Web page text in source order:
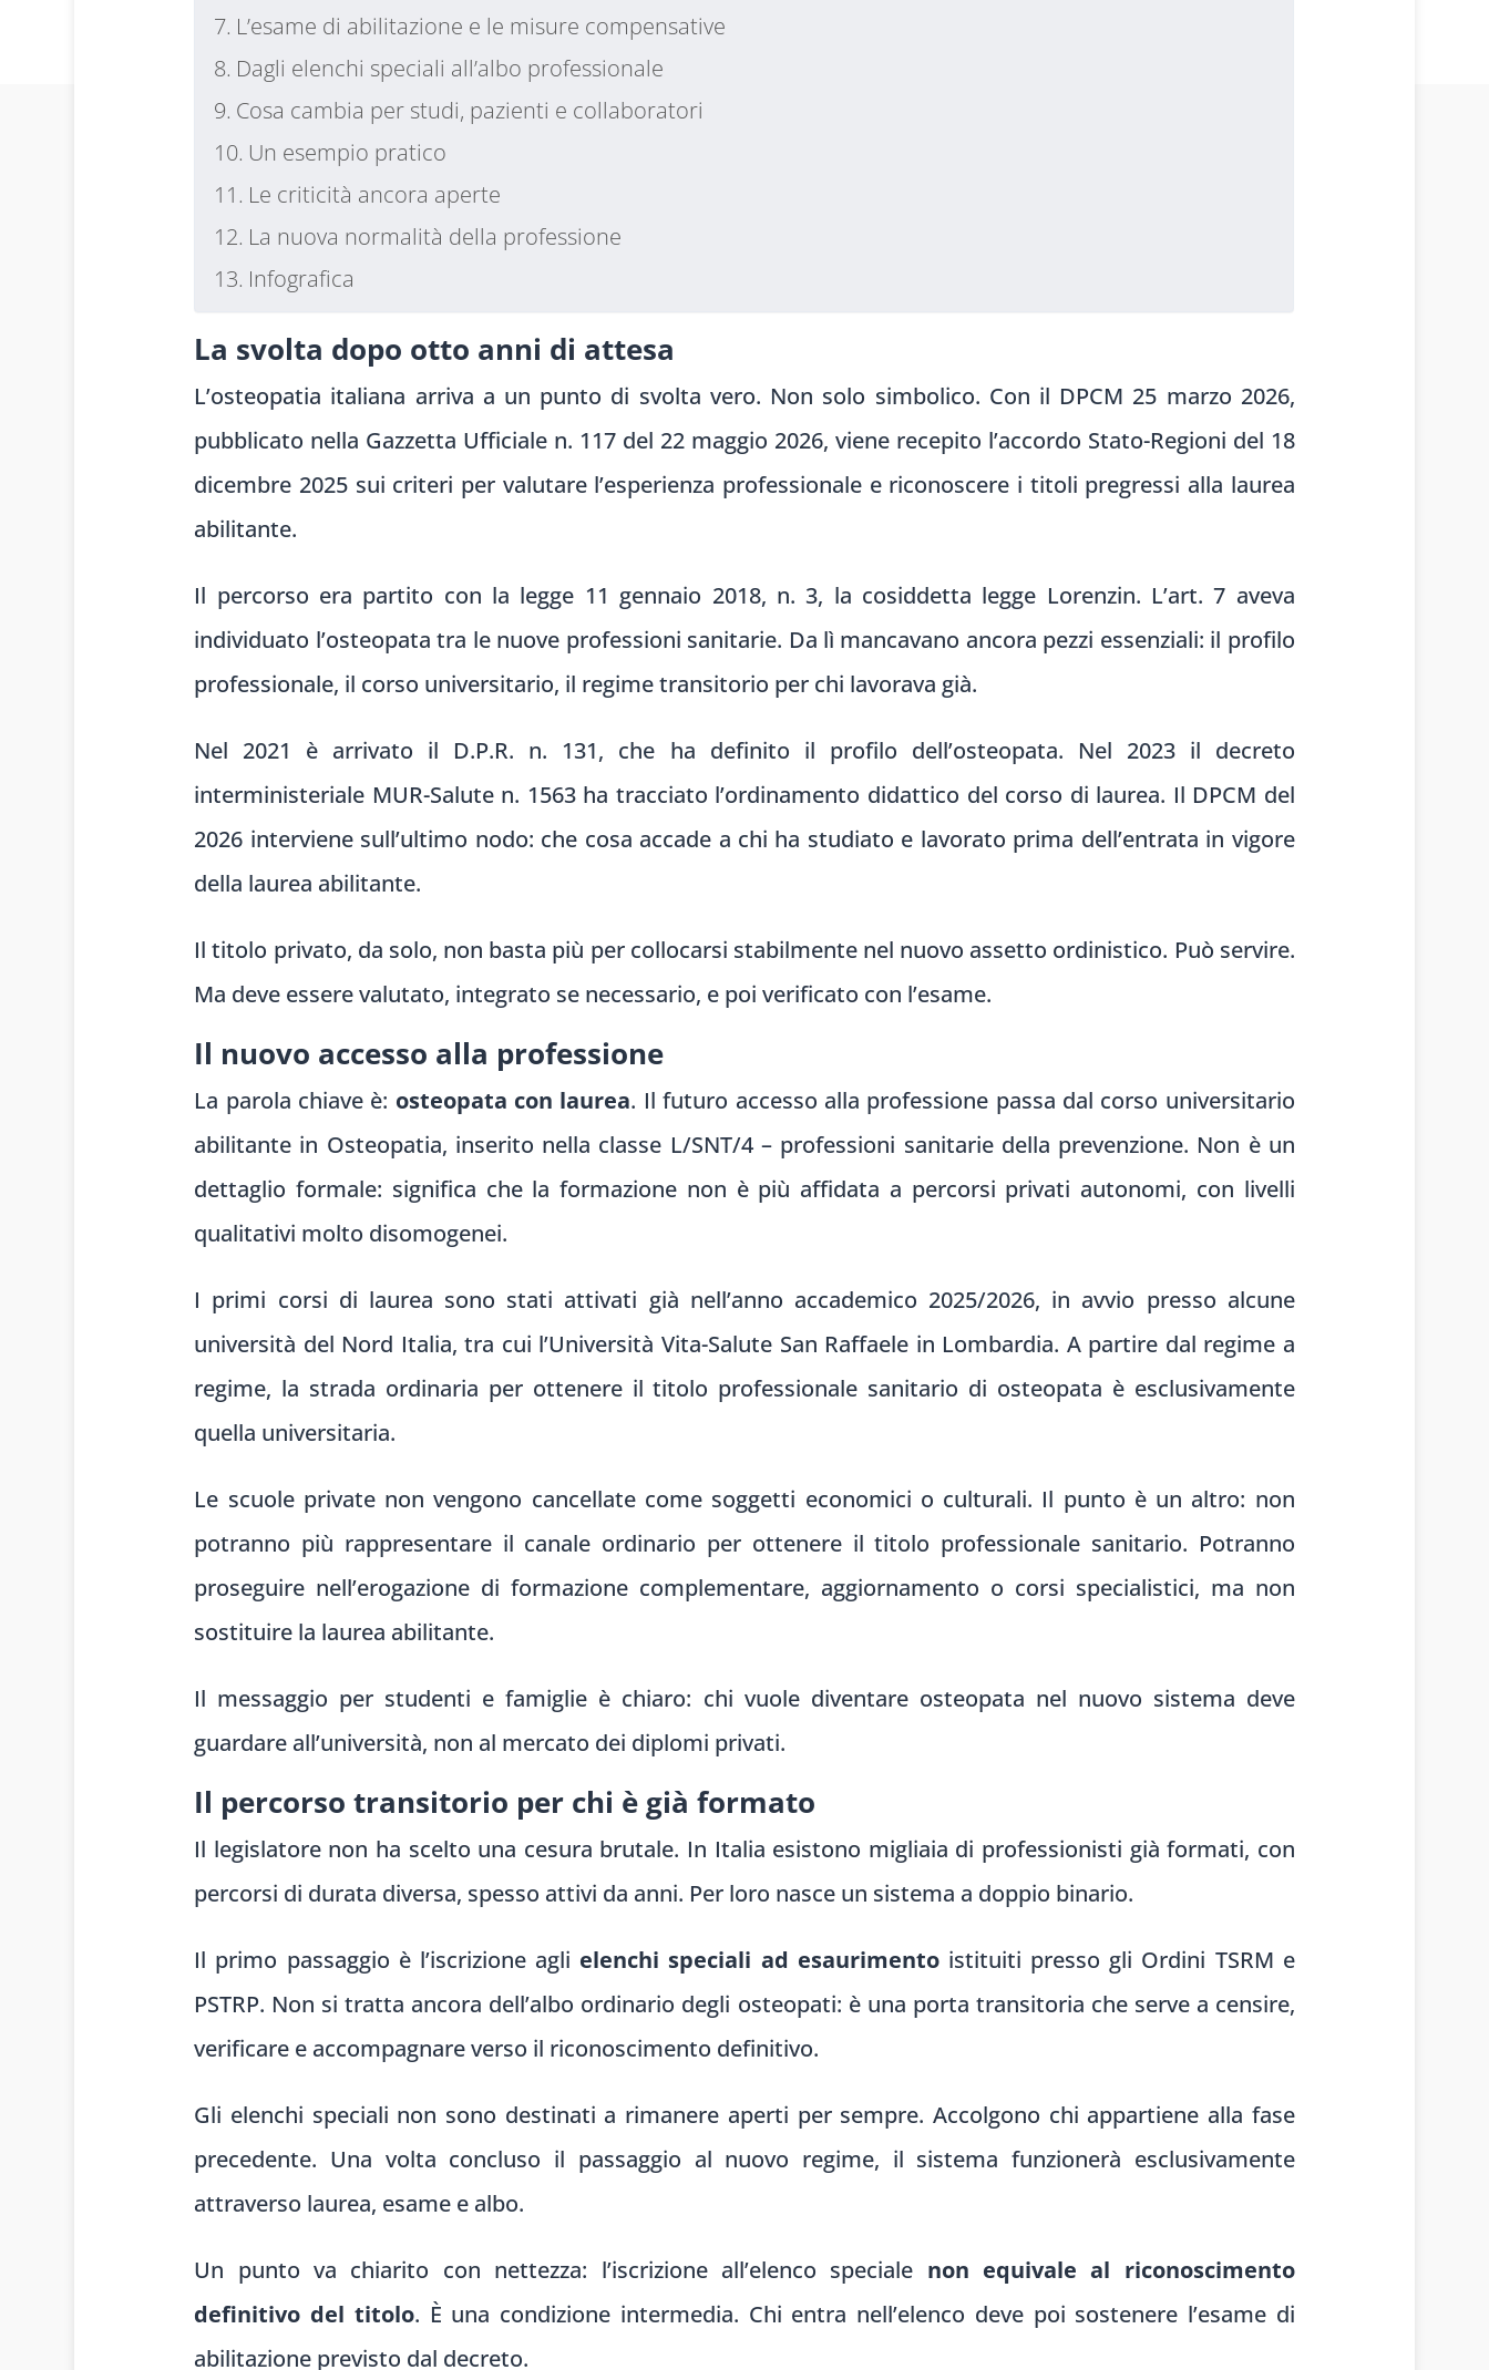
L’esame di abilitazione e le misure compensative
Dagli elenchi speciali all’albo professionale
Cosa cambia per studi, pazienti e collaboratori
Un esempio pratico
Le criticità ancora aperte
La nuova normalità della professione
Infografica
La svolta dopo otto anni di attesa
L’osteopatia italiana arriva a un punto di svolta vero. Non solo simbolico. Con il DPCM 25 marzo 2026,
pubblicato nella Gazzetta Ufficiale n. 117 del 22 maggio 2026, viene recepito l’accordo Stato-Regioni del 18
dicembre 2025 sui criteri per valutare l’esperienza professionale e riconoscere i titoli pregressi alla laurea
abilitante.
Il percorso era partito con la legge 11 gennaio 2018, n. 3, la cosiddetta legge Lorenzin. L’art. 7 aveva
individuato l’osteopata tra le nuove professioni sanitarie. Da lì mancavano ancora pezzi essenziali: il profilo
professionale, il corso universitario, il regime transitorio per chi lavorava già.
Nel 2021 è arrivato il D.P.R. n. 131, che ha definito il profilo dell’osteopata. Nel 2023 il decreto
interministeriale MUR-Salute n. 1563 ha tracciato l’ordinamento didattico del corso di laurea. Il DPCM del
2026 interviene sull’ultimo nodo: che cosa accade a chi ha studiato e lavorato prima dell’entrata in vigore
della laurea abilitante.
Il titolo privato, da solo, non basta più per collocarsi stabilmente nel nuovo assetto ordinistico. Può servire.
Ma deve essere valutato, integrato se necessario, e poi verificato con l’esame.
Il nuovo accesso alla professione
La parola chiave è: osteopata con laurea. Il futuro accesso alla professione passa dal corso universitario
abilitante in Osteopatia, inserito nella classe L/SNT/4 – professioni sanitarie della prevenzione. Non è un
dettaglio formale: significa che la formazione non è più affidata a percorsi privati autonomi, con livelli
qualitativi molto disomogenei.
I primi corsi di laurea sono stati attivati già nell’anno accademico 2025/2026, in avvio presso alcune
università del Nord Italia, tra cui l’Università Vita-Salute San Raffaele in Lombardia. A partire dal regime a
regime, la strada ordinaria per ottenere il titolo professionale sanitario di osteopata è esclusivamente
quella universitaria.
Le scuole private non vengono cancellate come soggetti economici o culturali. Il punto è un altro: non
potranno più rappresentare il canale ordinario per ottenere il titolo professionale sanitario. Potranno
proseguire nell’erogazione di formazione complementare, aggiornamento o corsi specialistici, ma non
sostituire la laurea abilitante.
Il messaggio per studenti e famiglie è chiaro: chi vuole diventare osteopata nel nuovo sistema deve
guardare all’università, non al mercato dei diplomi privati.
Il percorso transitorio per chi è già formato
Il legislatore non ha scelto una cesura brutale. In Italia esistono migliaia di professionisti già formati, con
percorsi di durata diversa, spesso attivi da anni. Per loro nasce un sistema a doppio binario.
Il primo passaggio è l’iscrizione agli elenchi speciali ad esaurimentoistituiti presso gli Ordini TSRM e
PSTRP. Non si tratta ancora dell’albo ordinario degli osteopati: è una porta transitoria che serve a censire,
verificare e accompagnare verso il riconoscimento definitivo.
Gli elenchi speciali non sono destinati a rimanere aperti per sempre. Accolgono chi appartiene alla fase
precedente. Una volta concluso il passaggio al nuovo regime, il sistema funzionerà esclusivamente
attraverso laurea, esame e albo.
Un punto va chiarito con nettezza: l’iscrizione all’elenco speciale non equivale al riconoscimento
definitivo del titolo. È una condizione intermedia. Chi entra nell’elenco deve poi sostenere l’esame di
abilitazione previsto dal decreto.